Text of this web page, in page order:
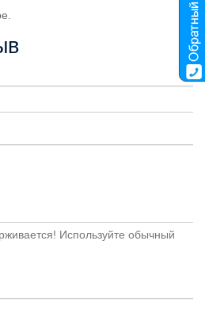
Используйте обычный